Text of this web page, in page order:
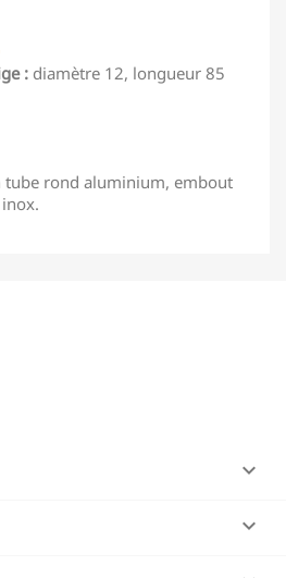
: diamètre 12, longueur 85
tube rond aluminium, embout

